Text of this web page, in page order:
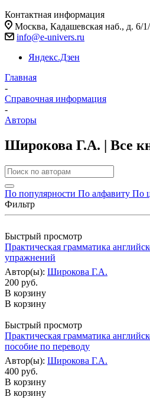
Контактная информация
Москва, Кадашевская наб., д. 6/
info@e-univers.ru
Яндекс.Дзен
Главная
-
Справочная информация
-
Авторы
Широкова Г.А. | Все
По популярности По алфавиту По
Фильтр
Быстрый просмотр
Практическая грамматика
упражнений
Автор(ы): Широкова Г.А.
200 руб.
В корзину
В корзину
Быстрый просмотр
Практическая грамматика
пособие по переводу
Автор(ы): Широкова Г.А.
400 руб.
В корзину
В корзину